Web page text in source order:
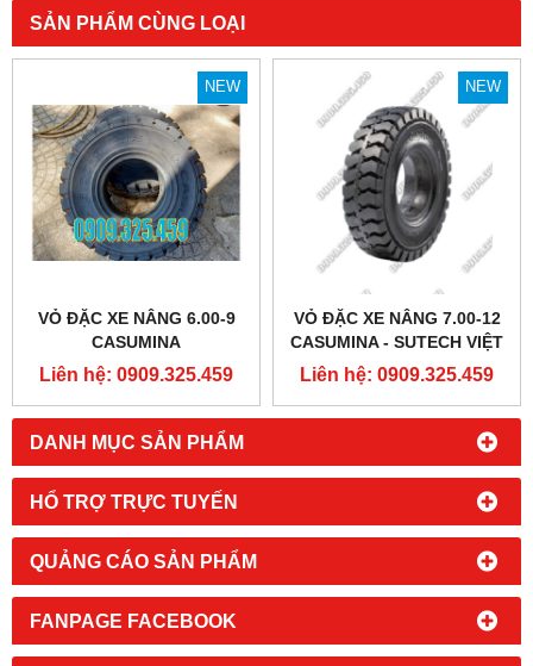
DANH MỤC SẢN PHẨM
HỔ TRỢ TRỰC TUYẾN
QUẢNG CÁO SẢN PHẨM
FANPAGE FACEBOOK
SẢN PHẨM CÙNG LOẠI
NEW
VỎ ĐẶC XE NÂNG 6.00-9
CASUMINA
Liên hệ: 0909.325.459
NEW
VỎ ĐẶC XE NÂNG 7.00-12
CASUMINA - SUTECH VIỆT
NAM
Liên hệ: 0909.325.459